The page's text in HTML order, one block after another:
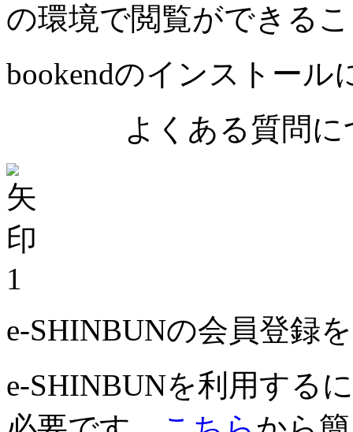
の環境で閲覧ができる
bookendのインストール
よくある質問に
1
e-SHINBUNの会員登録
e-SHINBUNを利用する